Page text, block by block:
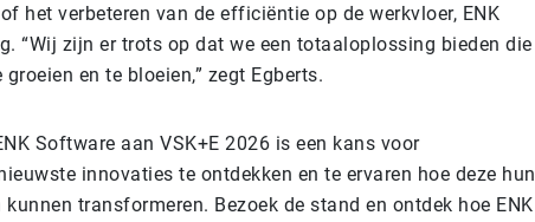
het verbeteren van de efficiëntie op de werkvloer, ENK
“Wij zijn er trots op dat we een totaaloplossing bieden die
en te bloeien,” zegt Egberts.
Software aan VSK+E 2026 is een kans voor
innovaties te ontdekken en te ervaren hoe deze hun
transformeren. Bezoek de stand en ontdek hoe ENK